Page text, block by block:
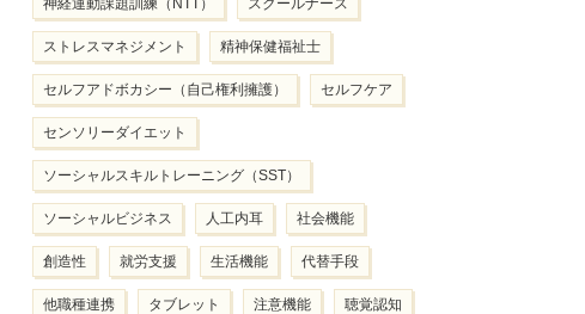
神経運動課題訓練（NTT） スクールナース
ストレスマネジメント 精神保健福祉士
セルフアドボカシー（自己権利擁護） セルフケア
センソリーダイエット
ソーシャルスキルトレーニング（SST）
ソーシャルビジネス 人工内耳 社会機能
創造性 就労支援 生活機能 代替手段
他職種連携 タブレット 注意機能 聴覚認知